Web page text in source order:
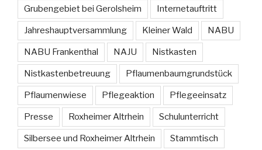
Grubengebiet bei Gerolsheim Internetauftritt
Jahreshauptversammlung Kleiner Wald NABU
NABU Frankenthal NAJU Nistkasten
Nistkastenbetreuung Pflaumenbaumgrundstück
Pflaumenwiese Pflegeaktion Pflegeeinsatz
Presse Roxheimer Altrhein Schulunterricht
Silbersee und Roxheimer Altrhein Stammtisch